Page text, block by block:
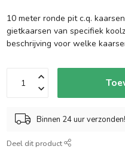
10 meter ronde pit c.q.
gietkaarsen van specifiek
beschrijving voor welke
Binnen 24 uur verzonden!
Deel dit product